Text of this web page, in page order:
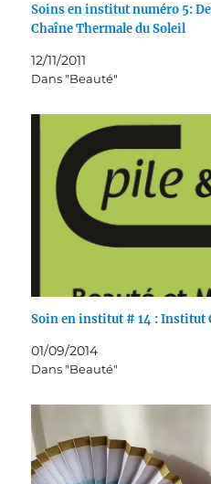
Soins en institut numéro 5:
Chaîne Thermale du Soleil
12/11/2011
Dans "Beauté"
Soin en institut # 14 : Institut
01/09/2014
Dans "Beauté"